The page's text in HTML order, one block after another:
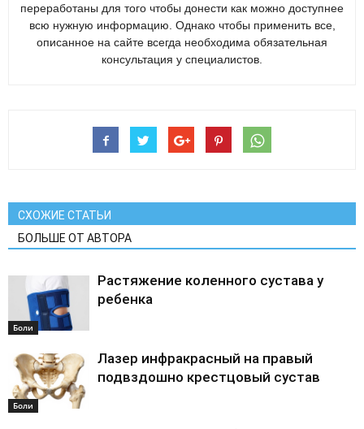
переработаны для того чтобы донести как можно доступнее
всю нужную информацию. Однако чтобы применить все,
описанное на сайте всегда необходима обязательная
консультация у специалистов.
СХОЖИЕ СТАТЬИ
БОЛЬШЕ ОТ АВТОРА
Боли
Растяжение коленного сустава у
ребенка
Боли
Лазер инфракрасный на правый
подвздошно крестцовый сустав